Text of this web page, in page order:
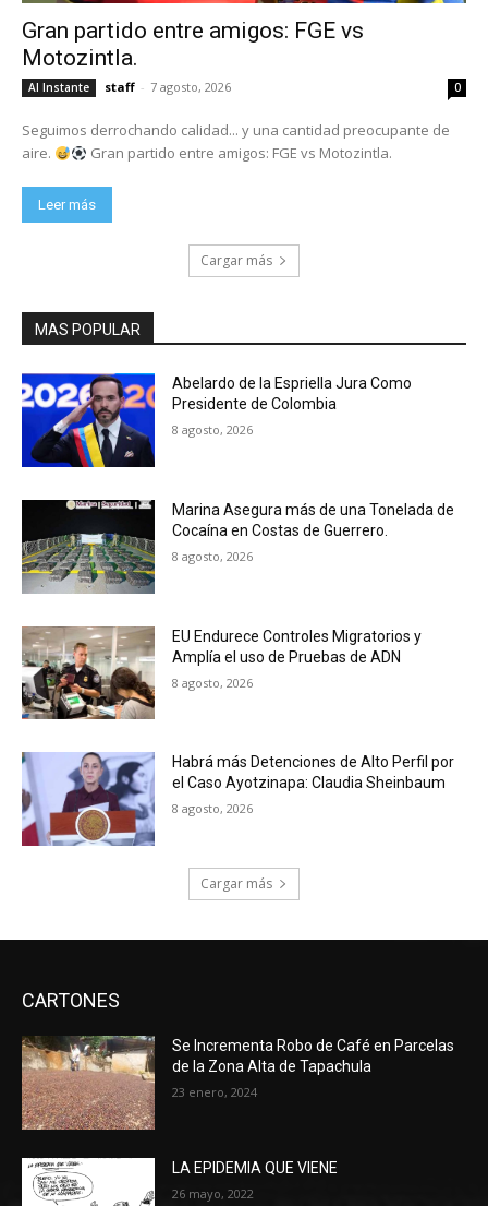
Gran partido entre amigos: FGE vs
Motozintla.
Al Instante staff - 7 agosto, 2026 0
Seguimos derrochando calidad... y una cantidad preocupante de
aire.
Gran partido entre amigos: FGE vs Motozintla.
Leer más
Cargar más
MAS POPULAR
Abelardo de la Espriella Jura Como
Presidente de Colombia
8 agosto, 2026
Marina Asegura más de una Tonelada de
Cocaína en Costas de Guerrero.
8 agosto, 2026
EU Endurece Controles Migratorios y
Amplía el uso de Pruebas de ADN
8 agosto, 2026
Habrá más Detenciones de Alto Perfil por
el Caso Ayotzinapa: Claudia Sheinbaum
8 agosto, 2026
Cargar más
CARTONES
Se Incrementa Robo de Café en Parcelas
de la Zona Alta de Tapachula
23 enero, 2024
LA EPIDEMIA QUE VIENE
26 mayo, 2022